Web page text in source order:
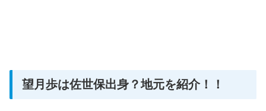
望月歩は佐世保出身？地元を紹介！！